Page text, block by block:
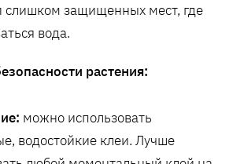
слишком защищенных мест, где
вода.
растения:
можно использовать
водостойкие клеи. Лучше